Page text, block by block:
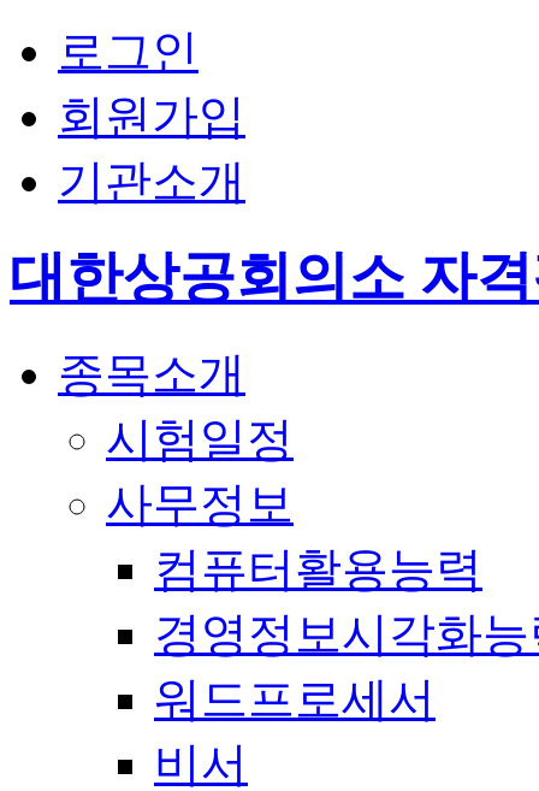
로그인
회원가입
기관소개
대한상공회의소 자
종목소개
시험일정
사무정보
컴퓨터활용능력
경영정보시각화
워드프로세서
비서